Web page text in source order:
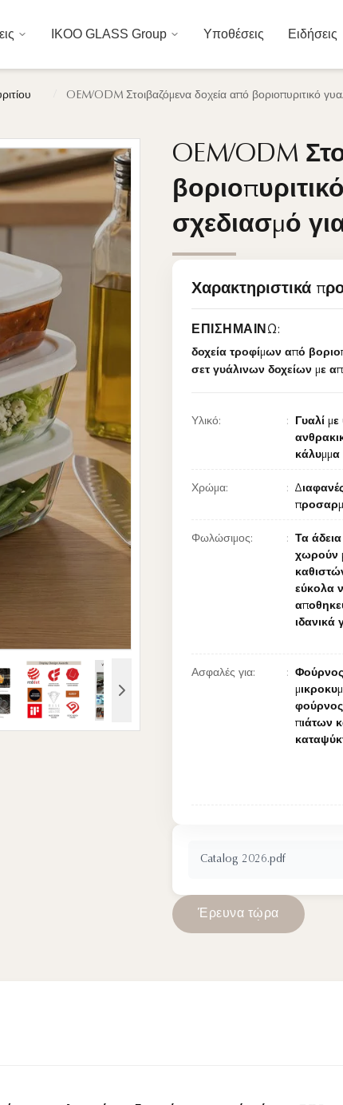
IKOO GLASS Group Υποθέσεις Ειδήσεις
OEM/ODM Στοιβαζόμενα δοχεία από βοριοπυριτικό
OEM/ODM
σχεδιασμό
OEM/ODM
σχεδιασμό
Χαρακτηριστικά
ΕΠΙΣΗΜΑΊΝΩ:
δοχεία τροφίμων από
σετ γυάλινων δοχείων με
Υλικό:
Γυαλί
κάλυμμα
Χρώμα:
Φωλώσιμος:
Τα
χωρούν
εύκολα
ιδανικά
Ασφαλές για:
Φούρνος
πιάτων
Catalog 2026.pdf
Έρευνα τώρα